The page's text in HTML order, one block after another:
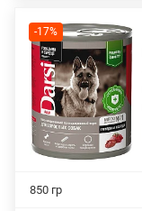
-17%
850 гр